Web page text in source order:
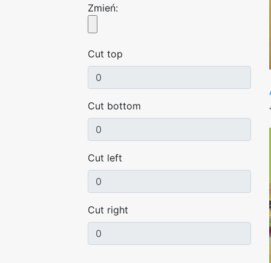
Zmień:
Cut top
Cut bottom
Cut left
Cut right